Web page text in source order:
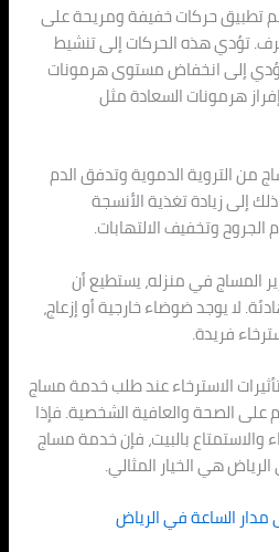
يتم تطبيق حركات خفيفة ومريحة على
تؤدي هذه الحركات إلى تنشيط
يؤدي إلى انخفاض مستوى هرمونات
هرمونات السعادة مثل
من التروية الدموية وتدفق الدم
إلى زيادة تغذية الأنسجة
الجروح وتخفيف الالتهابات.
المساج في منزله، يستطيع أن
لا يوجد ضوضاء خارجية أو إزعاج،
فريدة.
الاسترخاء عند طلب خدمة مساج
على الصحة والعافية الشخصية. فإذا
بالبيت، فإن خدمة مساج
الساعة في الرياض